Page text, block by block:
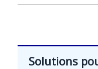
Solutions